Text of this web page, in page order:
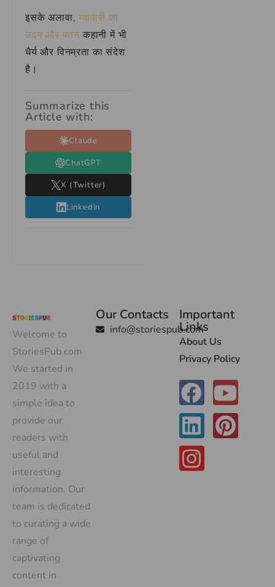
इसके अलावा,व्यापारी का
उदय और पतन कहानी में भी
धैर्य और विनम्रता का संदेश
है।
Summarize this
Article with:
Claude
ChatGPT
X (Twitter)
LinkedIn
Welcome to
StoriesPub.com
We started in
2019 with a
simple idea to
provide our
readers with
useful and
interesting
information. Our
team is dedicated
to curating a wide
range of
captivating
content in
Our Contacts
info@storiespub.com
Important
Links
About Us
Privacy Policy